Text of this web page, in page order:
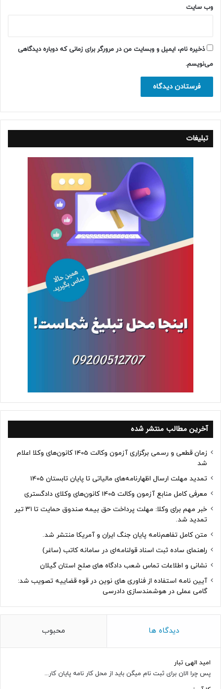
وب‌ سایت
ذخیره نام، ایمیل و وبسایت من در مرورگر برای زمانی که دوباره دیدگاهی
می‌نویسم.
تبلیغات
آخرین مطالب منتشر شده
زمان قطعی و رسمی برگزاری آزمون وکالت 1405 کانون‌های وکلا اعلام
شد
تمدید مهلت ارسال اظهارنامه‌های مالیاتی تا پایان تابستان 1405
معرفی کامل منابع آزمون وکالت 1405 کانون‌های وکلای دادگستری
خبر مهم برای وکلا: مهلت پرداخت حق بیمه صندوق حمایت تا ۳۱ تیر
تمدید شد.
متن کامل تفاهم‌نامه پایان جنگ ایران و آمریکا منتشر شد.
راهنمای ساده ثبت اسناد قولنامه‌ای در سامانه کاتب (ساغر)
نشانی و اطلاعات تماس شعب دادگاه های صلح استان گیلان
آیین نامه استفاده از فناوری های نوین در قوه قضاییه تصویب شد:
گامی عملی در هوشمندسازی دادرسی
دیدگاه ها محبوب
امید الهی تبار
پس چرا الان برای ثبت نام میگن باید از محل کار نامه پایان کار...